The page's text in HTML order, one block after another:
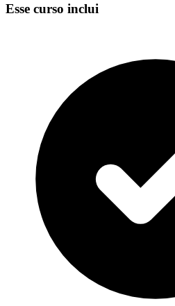
Esse curso inclui